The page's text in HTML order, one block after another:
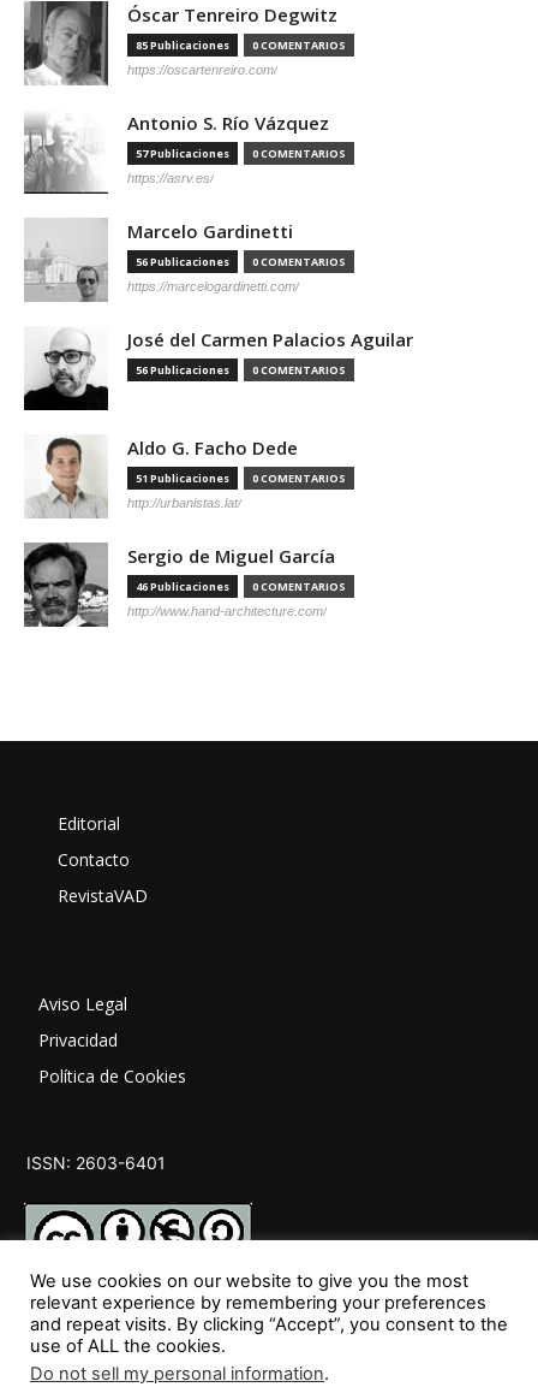
Óscar Tenreiro Degwitz
85 Publicaciones 0 COMENTARIOS
https://oscartenreiro.com/
Antonio S. Río Vázquez
57 Publicaciones 0 COMENTARIOS
https://asrv.es/
Marcelo Gardinetti
56 Publicaciones 0 COMENTARIOS
https://marcelogardinetti.com/
José del Carmen Palacios Aguilar
56 Publicaciones 0 COMENTARIOS
Aldo G. Facho Dede
51 Publicaciones 0 COMENTARIOS
http://urbanistas.lat/
Sergio de Miguel García
46 Publicaciones 0 COMENTARIOS
http://www.hand-architecture.com/
Editorial
Contacto
RevistaVAD
Aviso Legal
Privacidad
Política de Cookies
ISSN: 2603-6401
SÍGUENOS
We use cookies on our website to give you the most
relevant experience by remembering your preferences
and repeat visits. By clicking “Accept”, you consent to the
use of ALL the cookies.
Do not sell my personal information.